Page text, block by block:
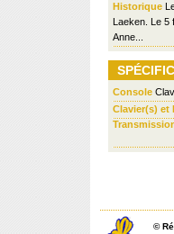
Historique
Laeken. Le 5
Anne...
Console
Clavier(s) et
©